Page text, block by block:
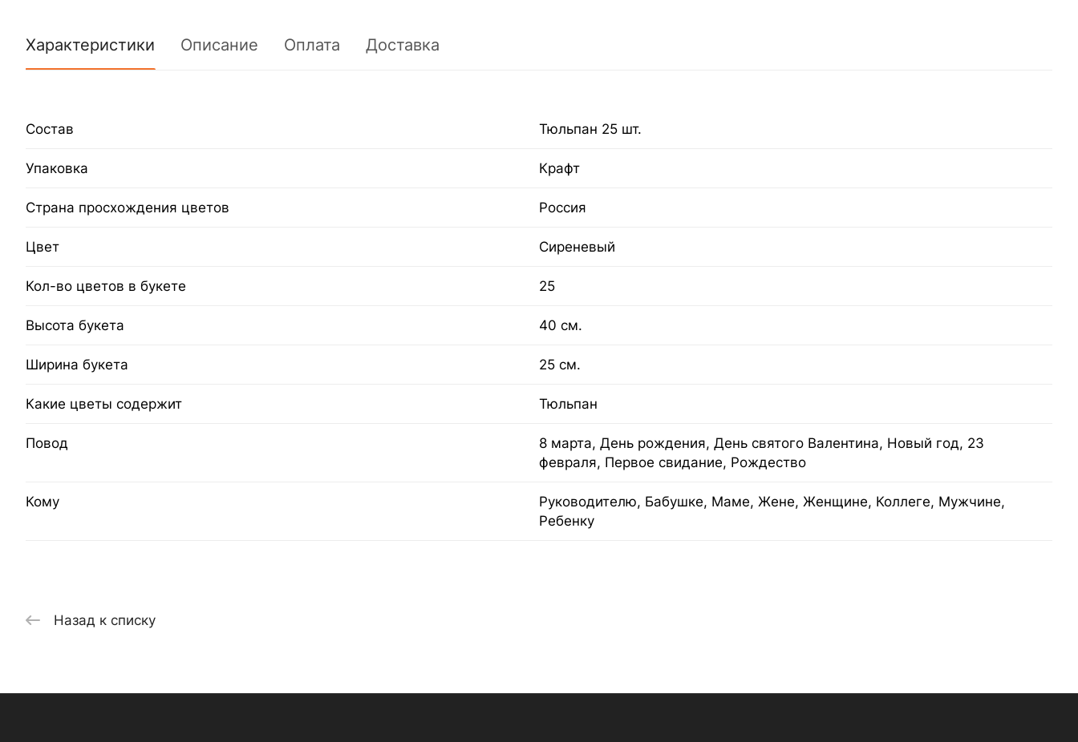
Характеристики Описание Оплата Доставка
Состав Тюльпан 25 шт.
Упаковка Крафт
Страна просхождения цветов Россия
Цвет Сиреневый
Кол-во цветов в букете 25
Высота букета 40 см.
Ширина букета 25 см.
Какие цветы содержит Тюльпан
Повод
8 марта, День рождения, День святого Валентина, Новый год, 23
февраля, Первое свидание, Рождество
Кому
Руководителю, Бабушке, Маме, Жене, Женщине, Коллеге, Мужчине,
Ребенку
Назад к списку